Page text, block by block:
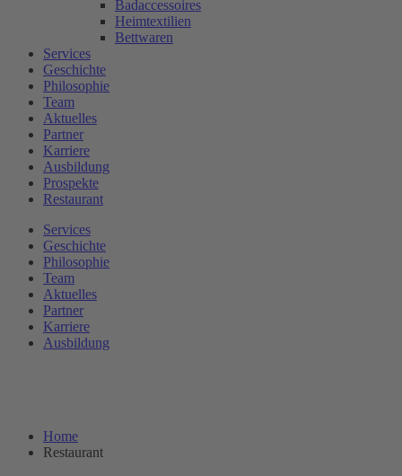
Badaccessoires
Heimtextilien
Bettwaren
Services
Geschichte
Philosophie
Team
Aktuelles
Partner
Karriere
Ausbildung
Prospekte
Restaurant
Services
Geschichte
Philosophie
Team
Aktuelles
Partner
Karriere
Ausbildung
Home
Restaurant